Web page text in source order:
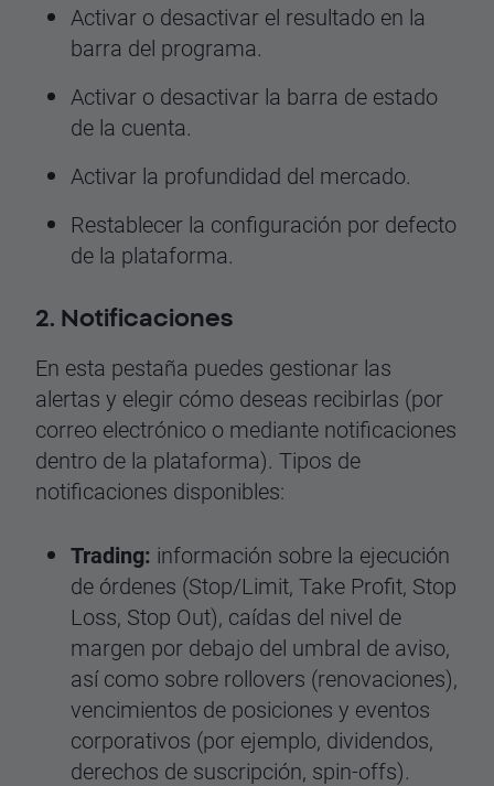
Activar o desactivar el resultado en la
barra del programa.
Activar o desactivar la barra de estado
de la cuenta.
Activar la profundidad del mercado.
Restablecer la configuración por defecto
de la plataforma.
2. Notificaciones
En esta pestaña puedes gestionar las
alertas y elegir cómo deseas recibirlas (por
correo electrónico o mediante notificaciones
dentro de la plataforma). Tipos de
notificaciones disponibles:
Trading: información sobre la ejecución
de órdenes (Stop/Limit, Take Profit, Stop
Loss, Stop Out), caídas del nivel de
margen por debajo del umbral de aviso,
así como sobre rollovers (renovaciones),
vencimientos de posiciones y eventos
corporativos (por ejemplo, dividendos,
derechos de suscripción, spin-offs).